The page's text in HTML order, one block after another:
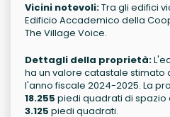
Vicini notevoli:Tra gli edifici
Edificio Accademico della
The Village Voice.
Dettagli della proprietà:
ha un valore catastale stimato
l'anno fiscale 2024-2025. La
18.255 piedi quadrati di spazio
3.125 piedi quadrati.